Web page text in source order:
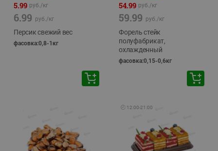
5.99 руб./кг
6.99 руб./кг
Персик свежий вес
фасовка:0,8-1кг
54.99 руб./кг
59.99 руб./кг
Форель стейк
полуфабрикат,
охлажденный
фасовка:0,15-0,6кг
🕘 12:00-21:00